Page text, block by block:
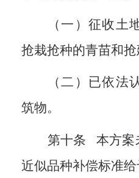
（一）征收土
抢栽抢种的青苗和抢
（二）已依法
筑物。
第十条
本方案
近似品种补偿标准给